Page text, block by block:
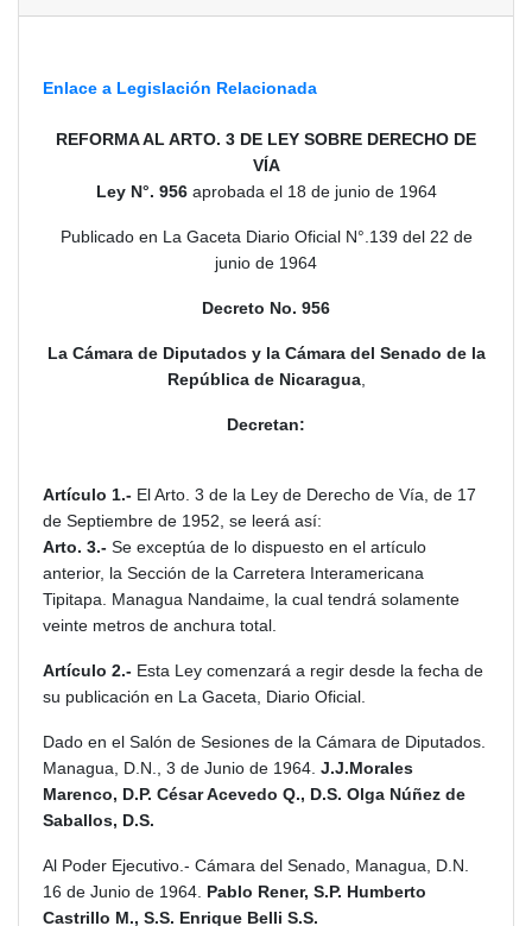
Enlace a Legislación Relacionada
REFORMA AL ARTO. 3 DE LEY SOBRE DERECHO DE
VÍA
Ley N°. 956aprobada el 18 de junio de 1964
Publicado en La Gaceta Diario Oficial N°.139 del 22 de
junio de 1964
Decreto No. 956
La Cámara de Diputados y la Cámara del Senado de la
República de Nicaragua,
Decretan:
Artículo 1.- El Arto. 3 de la Ley de Derecho de Vía, de 17
de Septiembre de 1952, se leerá así:
Arto. 3.- Se exceptúa de lo dispuesto en el artículo
anterior, la Sección de la Carretera Interamericana
Tipitapa. Managua Nandaime, la cual tendrá solamente
veinte metros de anchura total.
Artículo 2.- Esta Ley comenzará a regir desde la fecha de
su publicación en La Gaceta, Diario Oficial.
Dado en el Salón de Sesiones de la Cámara de Diputados.
Managua, D.N., 3 de Junio de 1964. J.J.Morales
Marenco, D.P. César Acevedo Q., D.S. Olga Núñez de
Saballos, D.S.
Al Poder Ejecutivo.- Cámara del Senado, Managua, D.N.
16 de Junio de 1964. Pablo Rener, S.P. Humberto
Castrillo M., S.S. Enrique Belli S.S.